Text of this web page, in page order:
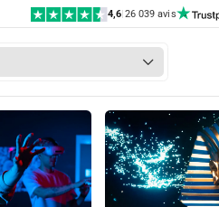
4,6|26 039 avis